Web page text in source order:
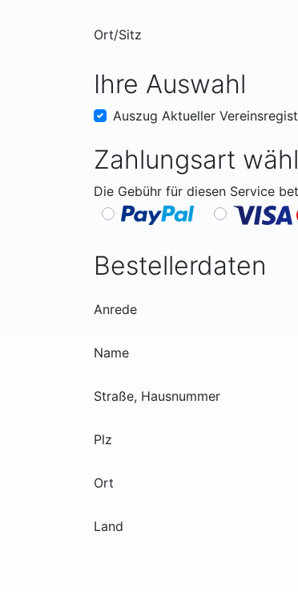
Ort/Sitz
Ihre Auswahl
Auszug Aktueller
Zahlungsart
Die Gebühr für diesen Service
Bestellerdaten
Anrede
Name
Straße, Hausnummer
Plz
Ort
Land